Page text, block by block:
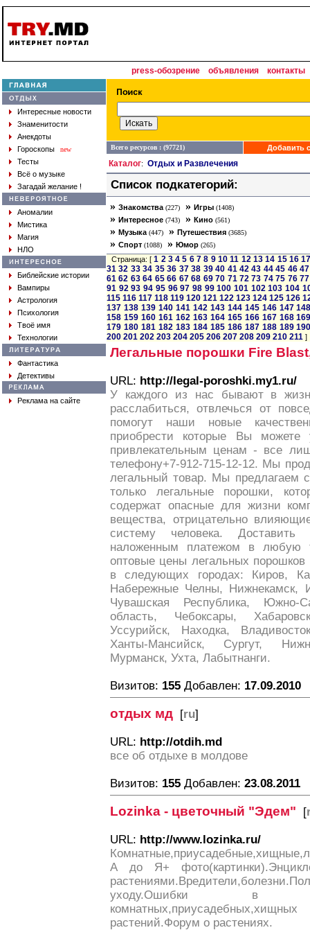
press-обозрение объявления контакты
Интересные новости
Знаменитости
Анекдоты
Гороскопы
new
Тесты
Всё о музыке
Загадай желание !
Аномалии
Мистика
Магия
НЛО
Библейские истории
Вампиры
Астрология
Психология
Твоё имя
Технологии
Фантастика
Детективы
Реклама на сайте
Всего ресурсов : (97721) Добавить
Каталог: Отдых и Развлечения
Список подкатегорий:
» Знакомства (227) » Игры (1408)
» Интересное (743) » Кино (561)
» Музыка (447) » Путешествия (3685)
» Спорт (1088) » Юмор (265)
Страница: [1 2 3 4 5 6 7 8 9 10 11 12 13 14 15 16
31 32 33 34 35 36 37 38 39 40 41 42 43 44 45 46 47
61 62 63 64 65 66 67 68 69 70 71 72 73 74 75 76 77
91 92 93 94 95 96 97 98 99 100 101 102 103 104
115 116 117 118 119 120 121 122 123 124 125 126
137 138 139 140 141 142 143 144 145 146 147
158 159 160 161 162 163 164 165 166 167 168
179 180 181 182 183 184 185 186 187 188 189
200 201 202 203 204 205 206 207 208 209 210 211 ]
Легальные порошки Fire
URL: http://legal-poroshki.my1.ru/
У каждого из нас бывают в
расслабиться, отвлечься от
помогут наши новые
приобрести которые Вы
привлекательным ценам - все
телефону+7-912-715-12-12. Мы
легальный товар. Мы предлагаем
только легальные порошки,
содержат опасные для жизни
вещества, отрицательно
систему человека.
наложенным платежом в
оптовые цены легальных
в следующих городах: Киров,
Набережные Челны, Нижнекамск,
Чувашская Республика, Южно-
область, Чебоксары,
Уссурийск, Находка,
Ханты-Мансийск, Сургут,
Мурманск, Ухта, Лабытнанги.
Визитов: 155 Добавлен: 17.09.2010
отдых мд [ru]
URL: http://otdih.md
все об отдыхе в молдове
Визитов: 155 Добавлен: 23.08.2011
Lozinka - цветочный "Эдем" [
URL: http://www.lozinka.ru/
А до Я+
уходу.Ошибки в
растений.Форум о растениях.